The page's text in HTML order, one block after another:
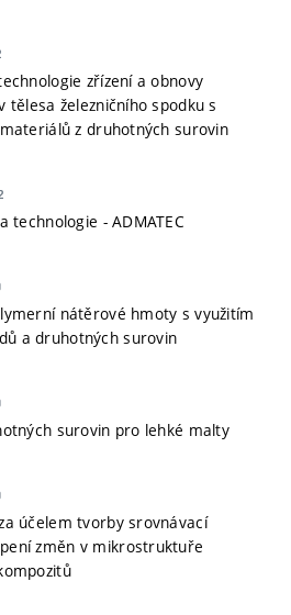
zřízení a obnovy
tělesa železničního spodku s
z druhotných surovin
technologie - ADMATEC
nátěrové hmoty s využitím
a druhotných surovin
surovin pro lehké malty
účelem tvorby srovnávací
změn v mikrostruktuře